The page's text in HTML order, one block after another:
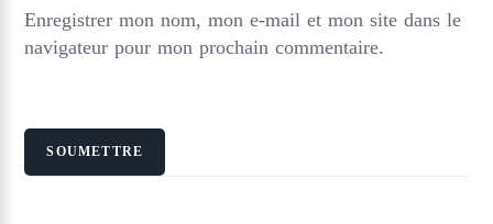
Enregistrer mon nom, mon e-mail et mon site dans le
navigateur pour mon prochain commentaire.